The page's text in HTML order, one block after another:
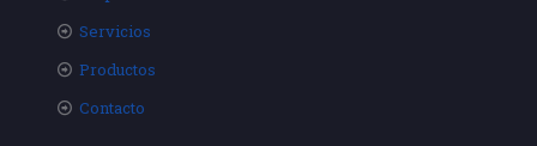
Servicios
Productos
Contacto